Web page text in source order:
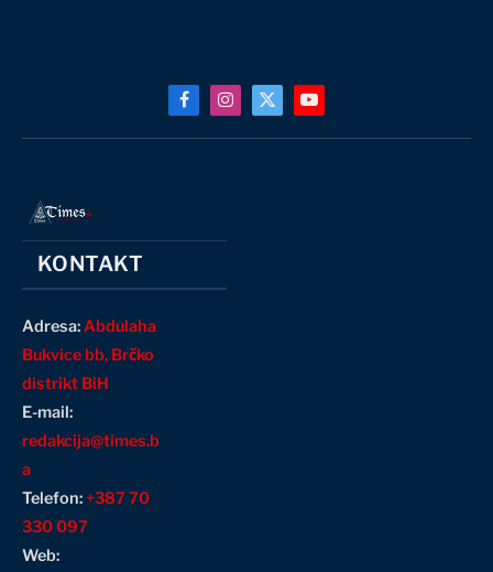
FacebookInstagram
X
YouTube
KONTAKT
Adresa: Abdulaha
Bukvice bb, Brčko
distrikt BiH
E-mail:
redakcija@times.b
a
Telefon:+387 70
330 097
Web: